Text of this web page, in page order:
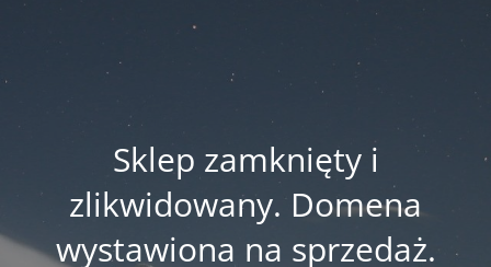
Sklep zamknięty i
zlikwidowany. Domena
wystawiona na sprzedaż.